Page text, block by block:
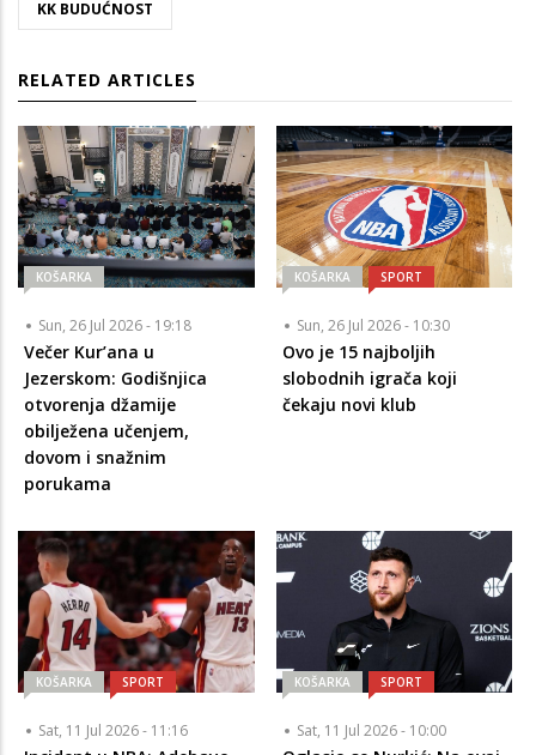
KK BUDUĆNOST
RELATED ARTICLES
KOŠARKA
Sun, 26 Jul 2026 - 19:18
Večer Kur’ana u
Jezerskom: Godišnjica
otvorenja džamije
obilježena učenjem,
dovom i snažnim
porukama
KOŠARKA SPORT
Sun, 26 Jul 2026 - 10:30
Ovo je 15 najboljih
slobodnih igrača koji
čekaju novi klub
KOŠARKA SPORT
Sat, 11 Jul 2026 - 11:16
KOŠARKA SPORT
Sat, 11 Jul 2026 - 10:00